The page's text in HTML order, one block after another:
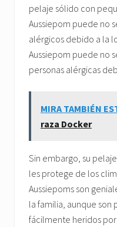
pelaje sólido con
Aussiepom puede no
alérgicos debido a la
Aussiepom puede no
personas alérgicas
MIRA TAMBIÉN
raza Docker
Sin embargo, su
les protege de los
Aussiepoms son
la familia, aunque son
fácilmente heridos